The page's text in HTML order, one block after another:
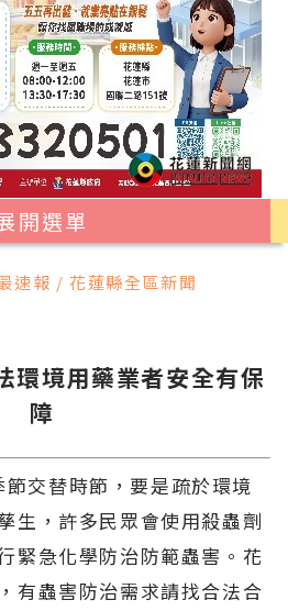
開選單
速報 / 花蓮縣全區新聞
環境用藥業者安全有保
障
交替時節，要是疏於環境
生，許多民眾會使用殺蟲劑
緊急化學防治防範蟲害。花
有蟲害防治需求請找合法合